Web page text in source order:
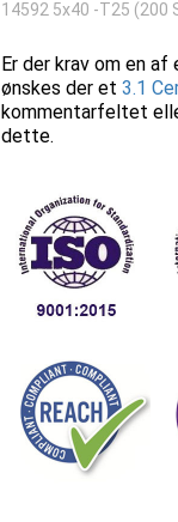
14592 5x40 -T25 (200
Er der krav om en
ønskes der et3.1
kommentarfeltet
dette.